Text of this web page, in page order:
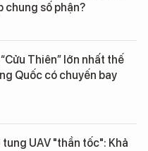
chung số phận?
Thiên” lớn nhất thế
Quốc có chuyến bay
UAV "thần tốc": Khả